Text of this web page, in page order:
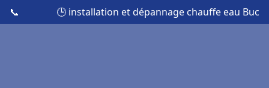
📞 🕒 installation et dépannage chauffe eau Buc